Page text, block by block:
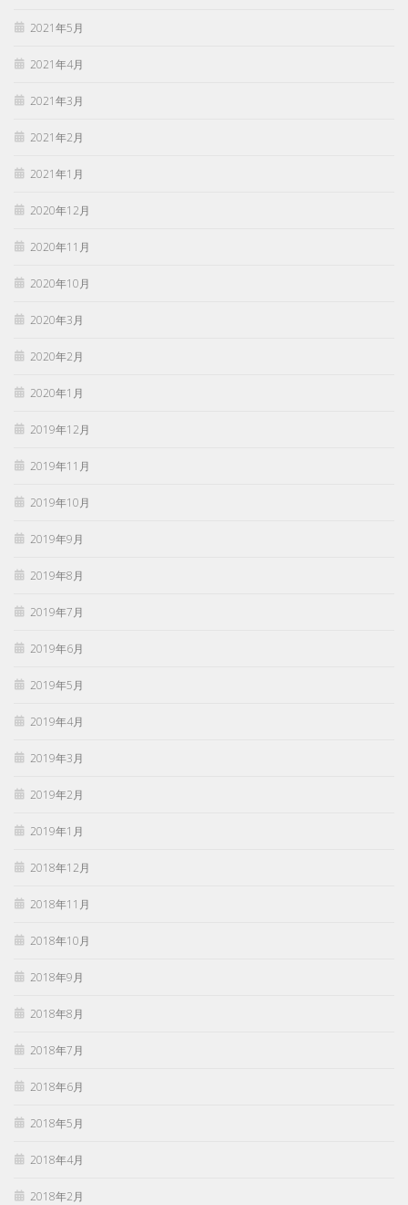
2021年5月
2021年4月
2021年3月
2021年2月
2021年1月
2020年12月
2020年11月
2020年10月
2020年3月
2020年2月
2020年1月
2019年12月
2019年11月
2019年10月
2019年9月
2019年8月
2019年7月
2019年6月
2019年5月
2019年4月
2019年3月
2019年2月
2019年1月
2018年12月
2018年11月
2018年10月
2018年9月
2018年8月
2018年7月
2018年6月
2018年5月
2018年4月
2018年2月